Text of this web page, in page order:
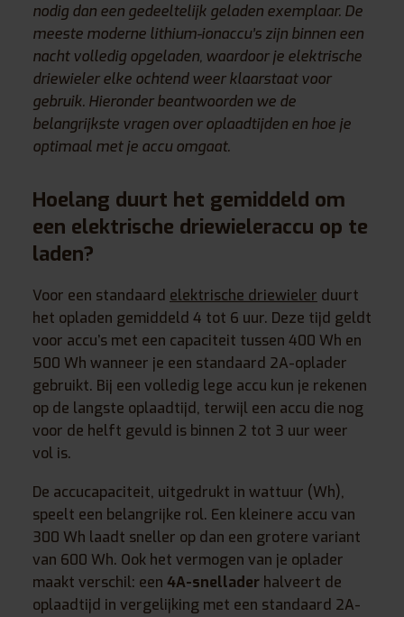
nodig dan een gedeeltelijk geladen exemplaar. De
meeste moderne lithium-ionaccu’s zijn binnen een
nacht volledig opgeladen, waardoor je elektrische
driewieler elke ochtend weer klaarstaat voor
gebruik. Hieronder beantwoorden we de
belangrijkste vragen over oplaadtijden en hoe je
optimaal met je accu omgaat.
Hoelang duurt het gemiddeld om
een elektrische driewieleraccu op te
laden?
Voor een standaard elektrische driewieler duurt
het opladen gemiddeld 4 tot 6 uur. Deze tijd geldt
voor accu’s met een capaciteit tussen 400 Wh en
500 Wh wanneer je een standaard 2A-oplader
gebruikt. Bij een volledig lege accu kun je rekenen
op de langste oplaadtijd, terwijl een accu die nog
voor de helft gevuld is binnen 2 tot 3 uur weer
vol is.
De accucapaciteit, uitgedrukt in wattuur (Wh),
speelt een belangrijke rol. Een kleinere accu van
300 Wh laadt sneller op dan een grotere variant
van 600 Wh. Ook het vermogen van je oplader
maakt verschil: een 4A-snellader halveert de
oplaadtijd in vergelijking met een standaard 2A-